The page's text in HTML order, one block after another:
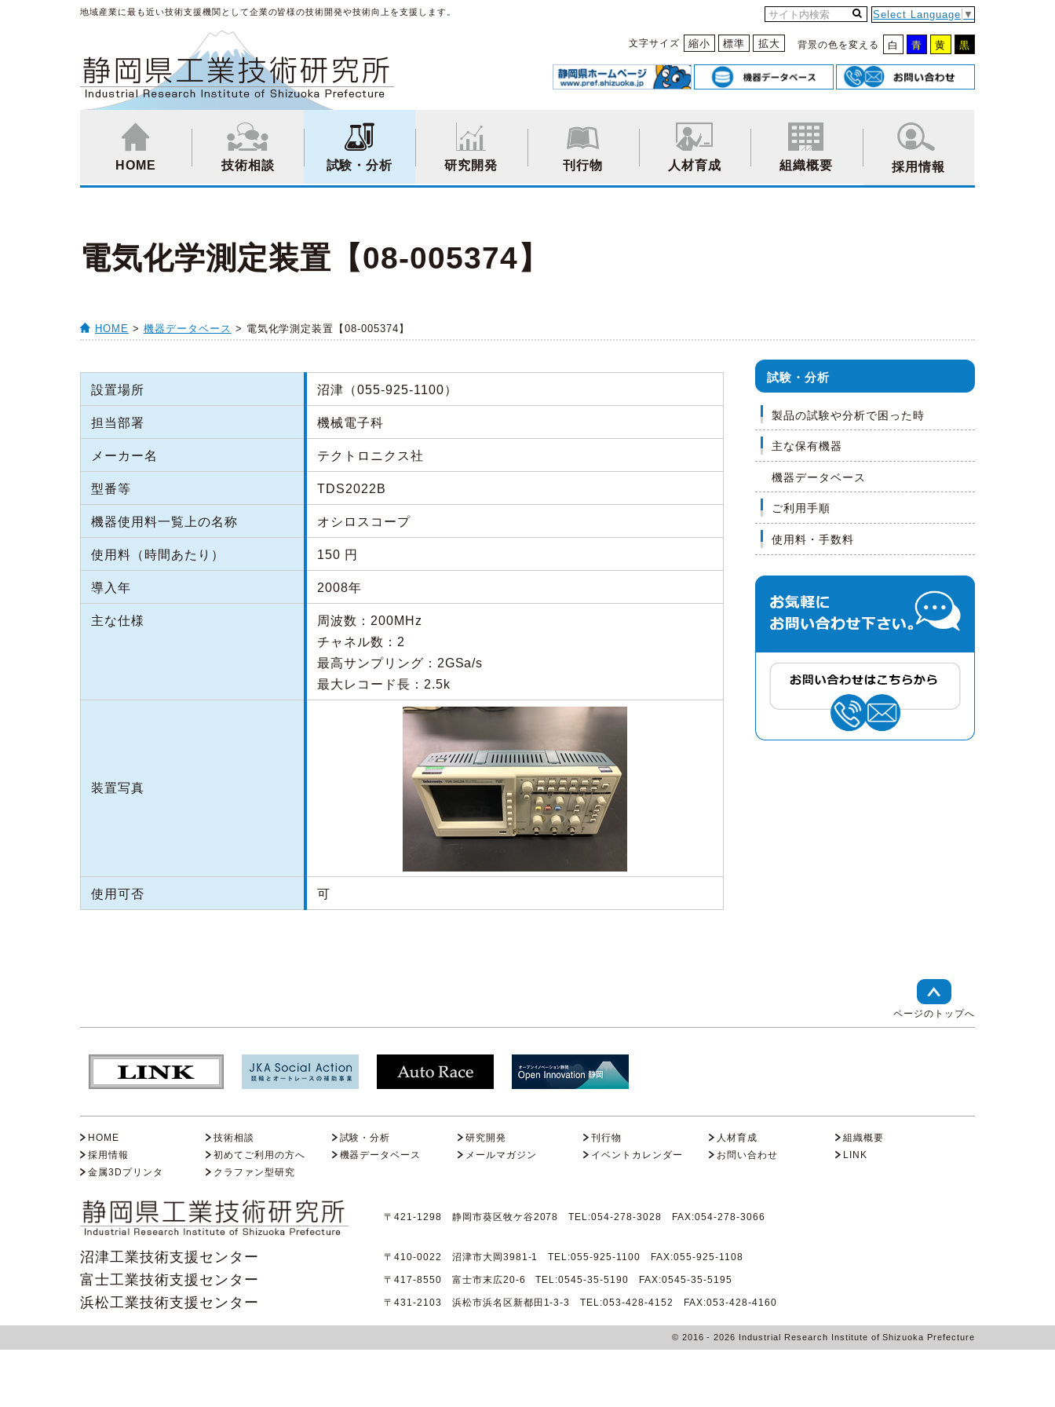
地域産業に最も近い技術支援機関として企業の皆様の技術開発や技術向上を支援します。 Select Language ▼
文字サイズ 縮小 標準 拡大 背景の色を変える 白 青 黄 黒
HOME 技術相談 試験・分析 研究開発 刊行物 人材育成 組織概要 採用情報
電気化学測定装置【08-005374】
HOME > 機器データベース > 電気化学測定装置【08-005374】
設置場所 沼津（055-925-1100）
担当部署 機械電子科
メーカー名 テクトロニクス社
型番等 TDS2022B
機器使用料一覧上の名称 オシロスコープ
使用料（時間あたり） 150 円
導入年 2008年
主な仕様
周波数：200MHz
チャネル数：2
最高サンプリング：2GSa/s
最大レコード長：2.5k
装置写真
使用可否 可
試験・分析
製品の試験や分析で困った時
主な保有機器
機器データベース
ご利用手順
使用料・手数料
ページのトップへ
HOME 技術相談 試験・分析 研究開発 刊行物 人材育成
組織概要
採用情報
初めてご利用の方へ 機器データベース メールマガジン イベントカレンダー お問い合わせ
LINK
金属3Dプリンタ
クラファン型研究
〒421-1298 静岡市葵区牧ケ谷2078 TEL:054-278-3028 FAX:054-278-3066
沼津工業技術支援センター 〒410-0022 沼津市大岡3981-1 TEL:055-925-1100 FAX:055-925-1108
富士工業技術支援センター 〒417-8550 富士市末広20-6 TEL:0545-35-5190 FAX:0545-35-5195
浜松工業技術支援センター 〒431-2103 浜松市浜名区新都田1-3-3 TEL:053-428-4152 FAX:053-428-4160
© 2016 - 2026 Industrial Research Institute of Shizuoka Prefecture